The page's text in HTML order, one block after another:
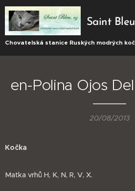
Saint
CZ
Chovatelská stanice Ruských modrých
en-Polina Ojos
20/08/2013
Kočka
Matka vrhů H, K, N, R, V, X.